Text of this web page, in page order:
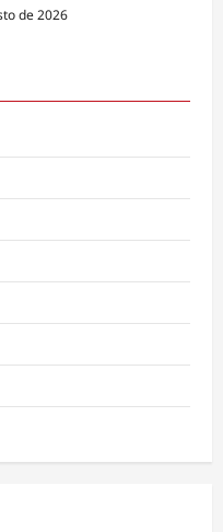
de 2026